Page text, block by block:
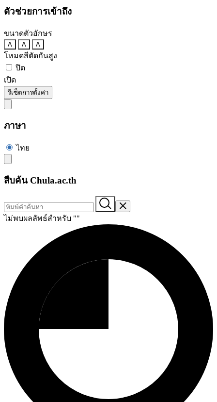
ตัวช่วยการเข้าถึง
ขนาดตัวอักษร
A A A
โหมดสีตัดกันสูง
ปิด
เปิด
รีเซ็ตการตั้งค่า
ภาษา
ไทย
สืบค้น Chula.ac.th
ไม่พบผลลัพธ์สำหรับ ""